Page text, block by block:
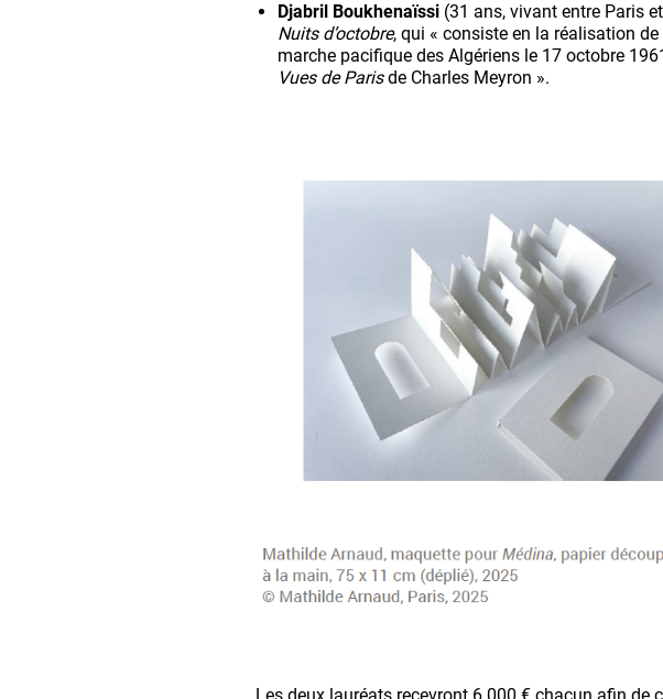
Djabril Boukhenaïssi (31 ans, vivant entre Paris
Nuits d’octobre, qui « consiste en la réalisation
marche pacifique des Algériens le 17 octobre
Vues de Parisde Charles Meyron ».